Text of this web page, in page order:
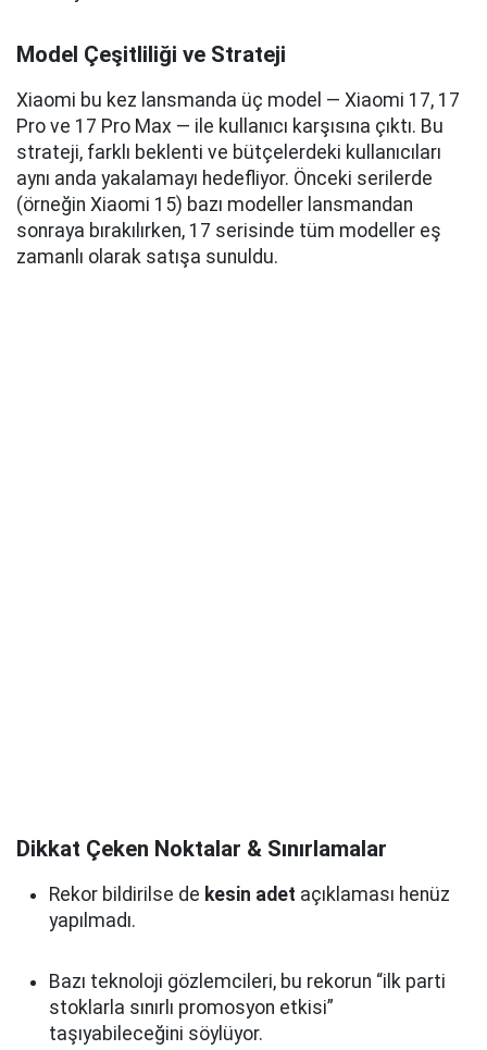
Model Çeşitliliği ve Strateji
Xiaomi bu kez lansmanda üç model — Xiaomi 17, 17
Pro ve 17 Pro Max — ile kullanıcı karşısına çıktı. Bu
strateji, farklı beklenti ve bütçelerdeki kullanıcıları
aynı anda yakalamayı hedefliyor. Önceki serilerde
(örneğin Xiaomi 15) bazı modeller lansmandan
sonraya bırakılırken, 17 serisinde tüm modeller eş
zamanlı olarak satışa sunuldu.
Dikkat Çeken Noktalar & Sınırlamalar
Rekor bildirilse de kesin adet açıklaması henüz
yapılmadı.
Bazı teknoloji gözlemcileri, bu rekorun “ilk parti
stoklarla sınırlı promosyon etkisi”
taşıyabileceğini söylüyor.